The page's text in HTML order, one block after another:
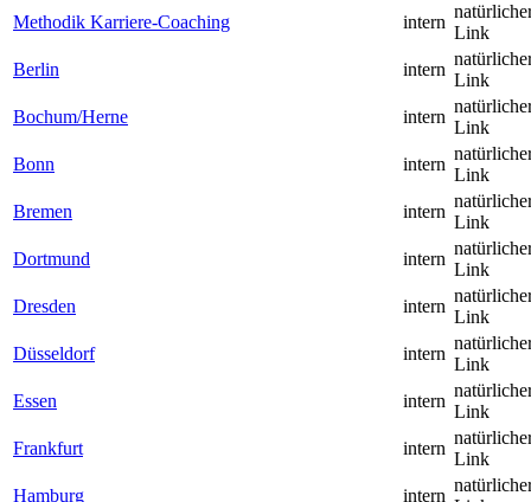
Methodik Karriere-Coaching
intern
Link
Berlin
intern
Link
Bochum/Herne
intern
Link
Bonn
intern
Link
Bremen
intern
Link
Dortmund
intern
Link
Dresden
intern
Link
Düsseldorf
intern
Link
Essen
intern
Link
Frankfurt
intern
Link
Hamburg
intern